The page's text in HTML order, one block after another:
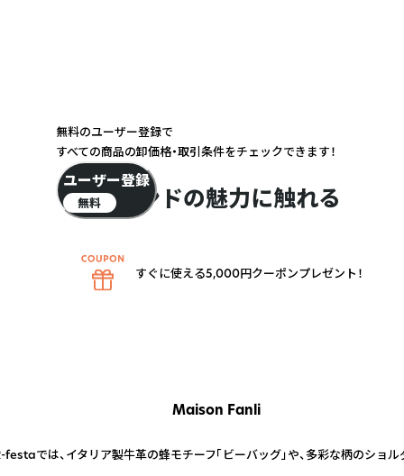
ブランドの魅力に触れる
Maison Fanli
festaでは、イタリア製牛革の蜂モチーフ「ビーバッグ」や、多彩な柄のショ
無料のユーザー登録で
すべての商品の卸価格・取引条件をチェックできます！
ユーザー登録
無料
すぐに使える5,000円クーポンプレゼント！